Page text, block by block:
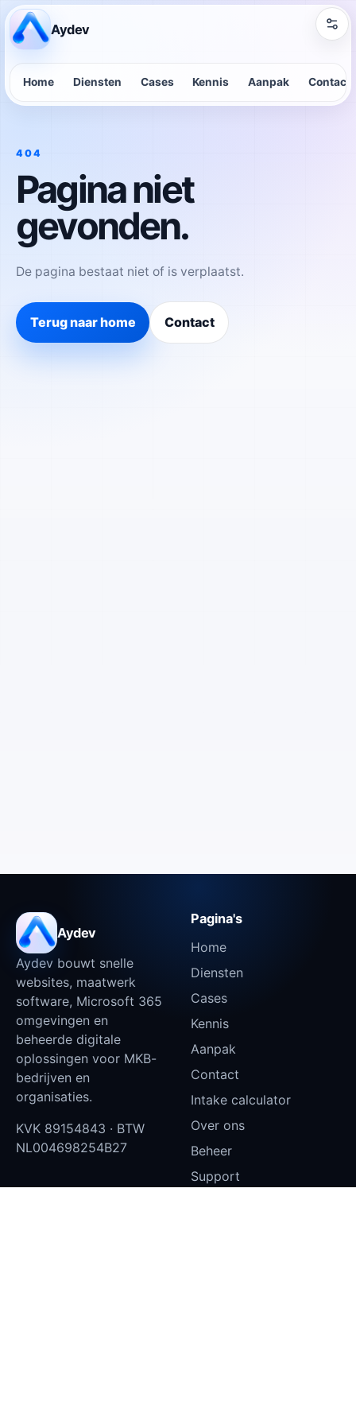
Aydev
Home Diensten Cases Kennis Aanpak Contact
404
Pagina niet
gevonden.
De pagina bestaat niet of is verplaatst.
Terug naar home Contact
Aydev
Aydev bouwt snelle
websites, maatwerk
software, Microsoft 365
omgevingen en
beheerde digitale
oplossingen voor MKB-
bedrijven en
organisaties.
KVK 89154843 · BTW
NL004698254B27
Pagina's
Home
Diensten
Cases
Kennis
Aanpak
Contact
Intake calculator
Over ons
Beheer
Support